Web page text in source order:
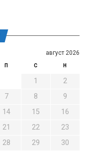
август 2026
П С Н
1
2
7 8
9
14 15
16
21 22
23
28 29 30